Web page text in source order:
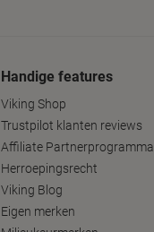
Handige features
Viking Shop
Trustpilot klanten reviews
Affiliate Partnerprogramma
Herroepingsrecht
Viking Blog
Eigen merken